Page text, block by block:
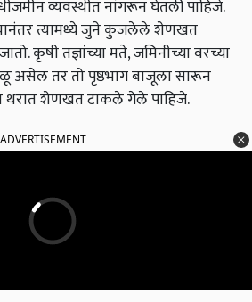
व्यवस्थीत नांगरून घेतली पाहिजे.
त्यामध्ये जुने कुजलेले शेणखत
कृषी तज्ञांच्या मते, जमिनीच्या वरच्या
असेल तर तो पृष्ठभाग बाजूला सारून
थरात शेणखत टाकले गेले पाहिजे.
ADVERTISEMENT